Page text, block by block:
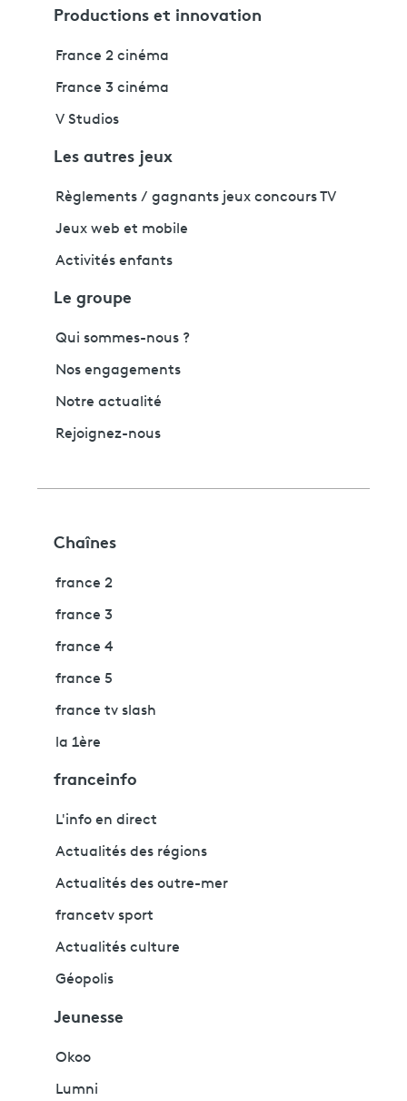
Productions et innovation
France 2 cinéma
France 3 cinéma
V Studios
Les autres jeux
Règlements / gagnants jeux concours TV
Jeux web et mobile
Activités enfants
Le groupe
Qui sommes-nous ?
Nos engagements
Notre actualité
Rejoignez-nous
Chaînes
france 2
france 3
france 4
france 5
france tv slash
la 1ère
franceinfo
L'info en direct
Actualités des régions
Actualités des outre-mer
francetv sport
Actualités culture
Géopolis
Jeunesse
Okoo
Lumni